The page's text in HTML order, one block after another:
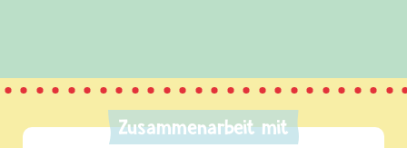
Zusammenarbeit mit